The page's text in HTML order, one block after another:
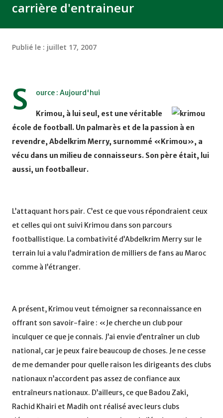
carrière d'entraineur
Publié le : juillet 17, 2007
S ource : Aujourd'hui
Krimou, à lui seul, est une véritable
école de football. Un palmarès et de la passion à en
revendre, Abdelkrim Merry, surnommé «Krimou», a
vécu dans un milieu de connaisseurs. Son père était, lui
aussi, un footballeur.
L’attaquant hors pair. C’est ce que vous répondraient ceux
et celles qui ont suivi Krimou dans son parcours
footballistique. La combativité d’Abdelkrim Merry sur le
terrain lui a valu l’admiration de milliers de fans au Maroc
comme à l’étranger.
A présent, Krimou veut témoigner sa reconnaissance en
offrant son savoir-faire : «Je cherche un club pour
inculquer ce que je connais. J’ai envie d’entraîner un club
national, car je peux faire beaucoup de choses. Je ne cesse
de me demander pour quelle raison les dirigeants des clubs
nationaux n’accordent pas assez de confiance aux
entraîneurs nationaux. D’ailleurs, ce que Badou Zaki,
Rachid Khairi et Madih ont réalisé avec leurs clubs